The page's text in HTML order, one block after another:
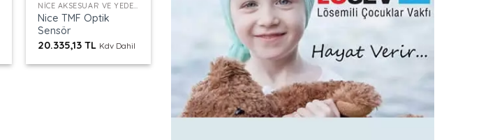
NICE AKSESUAR VE YEDEK PARÇALAR
Nice TMF Optik
Sensör
20.335,13TL Kdv Dahil